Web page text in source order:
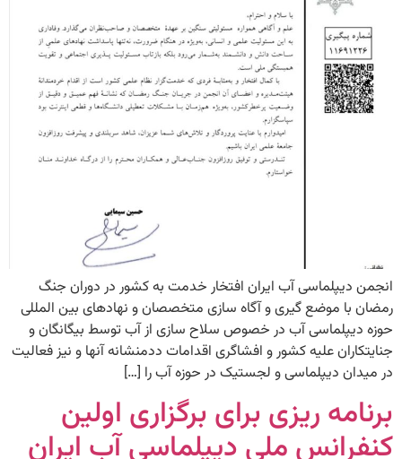
انجمن دیپلماسی آب ایران افتخار خدمت به کشور در دوران جنگ
رمضان با موضع گیری و آگاه سازی متخصصان و نهادهای بین المللی
حوزه دیپلماسی آب در خصوص سلاح سازی از آب توسط بیگانگان و
جنایتکاران علیه کشور و افشاگری اقدامات ددمنشانه آنها و نیز فعالیت
در میدان دیپلماسی و لجستیک در حوزه آب را […]
برنامه ریزی برای برگزاری اولین
کنفرانس ملی دیپلماسی آب ایران